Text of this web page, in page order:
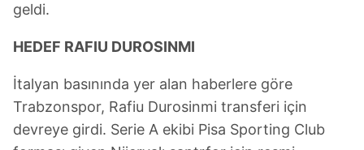
geldi.
HEDEF RAFIU DUROSINMI
İtalyan basınında yer alan haberlere göre
Trabzonspor, Rafiu Durosinmi transferi için
devreye girdi. Serie A ekibi Pisa Sporting Club